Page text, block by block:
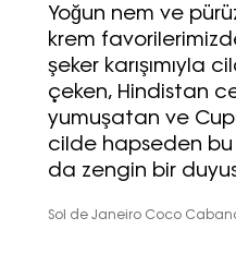
Yoğun nem ve
krem
şeker karışımıyla
çeken, Hindistan
yumuşatan ve
cilde hapseden bu
da zengin bir
Sol de Janeiro Coco